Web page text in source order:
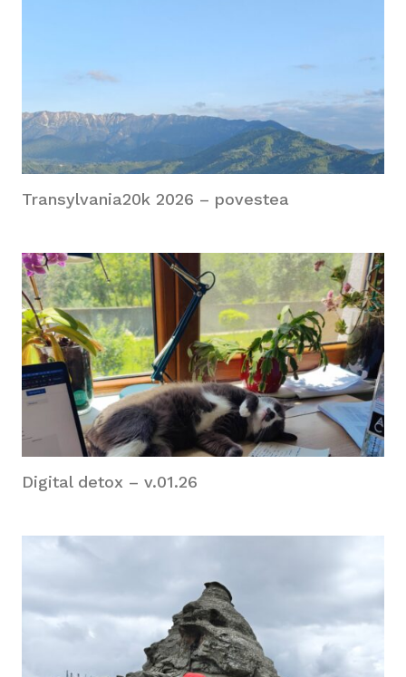
Transylvania20k 2026 – povestea
Digital detox – v.01.26